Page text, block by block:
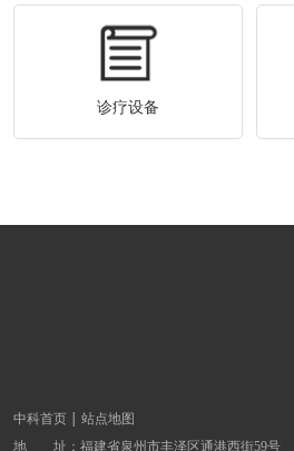
诊疗设备
中科首页
站点地图
地 址： 福建省泉州市丰泽区通港西街59号